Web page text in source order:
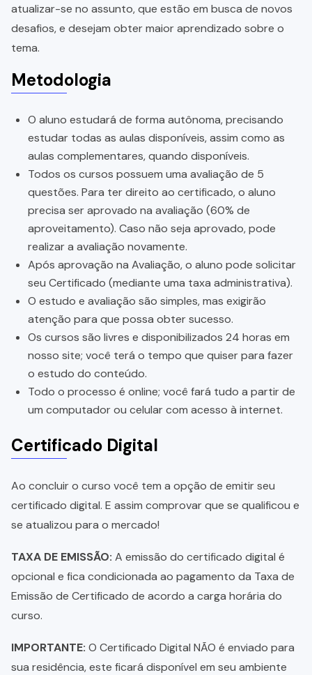
atualizar-se no assunto, que estão em busca de novos
desafios, e desejam obter maior aprendizado sobre o
tema.
Metodologia
O aluno estudará de forma autônoma, precisando
estudar todas as aulas disponíveis, assim como as
aulas complementares, quando disponíveis.
Todos os cursos possuem uma avaliação de 5
questões. Para ter direito ao certificado, o aluno
precisa ser aprovado na avaliação (60% de
aproveitamento). Caso não seja aprovado, pode
realizar a avaliação novamente.
Após aprovação na Avaliação, o aluno pode solicitar
seu Certificado (mediante uma taxa administrativa).
O estudo e avaliação são simples, mas exigirão
atenção para que possa obter sucesso.
Os cursos são livres e disponibilizados 24 horas em
nosso site; você terá o tempo que quiser para fazer
o estudo do conteúdo.
Todo o processo é online; você fará tudo a partir de
um computador ou celular com acesso à internet.
Certificado Digital
Ao concluir o curso você tem a opção de emitir seu
certificado digital. E assim comprovar que se qualificou e
se atualizou para o mercado!
TAXA DE EMISSÃO: A emissão do certificado digital é
opcional e fica condicionada ao pagamento da Taxa de
Emissão de Certificado de acordo a carga horária do
curso.
IMPORTANTE: O Certificado Digital NÃO é enviado para
sua residência, este ficará disponível em seu ambiente